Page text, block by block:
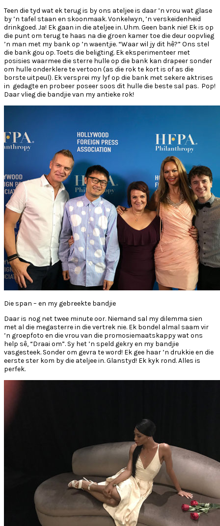
Teen die tyd wat ek terug is by ons ateljee is daar ’n vrou wat glase
by ’n tafel staan en skoonmaak. Vonkelwyn, ’n verskeidenheid
drinkgoed. Ja! Ek gaan in die ateljee in. Uhm. Geen bank nie! Ek is op
die punt om terug te haas na die groen kamer toe die deur oopvlieg
’n man met my bank op ’n waentjie. “Waar wil jy dit hê?” Ons stel
die bank gou op. Toets die beligting. Ek eksperimenteer met
posisies waarmee die sterre hulle op die bank kan drapeer sonder
om hulle onderklere te vertoon (as die rok te kort is of as die
borste uitpeul). Ek versprei my lyf op die bank met sekere aktrises
in gedagte en probeer poseer soos dit hulle die beste sal pas. Pop!
Daar vlieg die bandjie van my antieke rok!
Die span – en my gebreekte bandjie
Daar is nog net twee minute oor. Niemand sal my dilemma sien
met al die megasterre in die vertrek nie. Ek bondel almal saam vir
’n groepfoto en die vrou van die promosiemaatskappy wat ons
help sê, “Draai om”. Sy het ’n speld gekry en my bandjie
vasgesteek. Sonder om gevra te word! Ek gee haar ’n drukkie en die
eerste ster kom by die ateljee in. Glanstyd! Ek kyk rond. Alles is
perfek.